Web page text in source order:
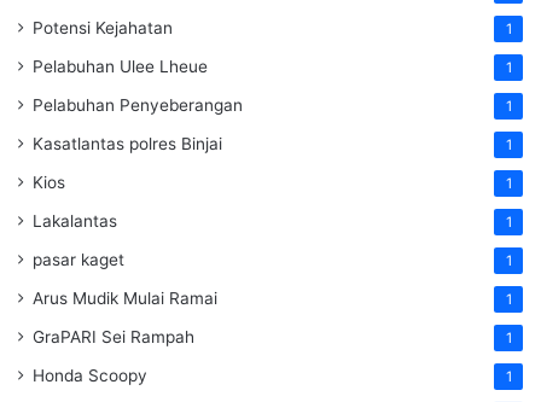
Potensi Kejahatan 1
Pelabuhan Ulee Lheue 1
Pelabuhan Penyeberangan 1
Kasatlantas polres Binjai 1
Kios 1
Lakalantas 1
pasar kaget 1
Arus Mudik Mulai Ramai 1
GraPARI Sei Rampah 1
Honda Scoopy 1